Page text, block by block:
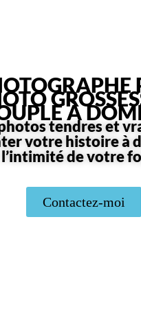
À
tendres et
votre histoire à
l’intimité de votre
Contactez-moi